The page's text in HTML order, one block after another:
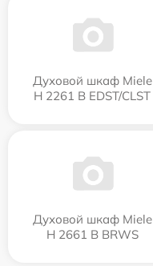
Духовой шкаф Miele
H 2261 B EDST/CLST
Духовой шкаф Miele
H 2661 B BRWS